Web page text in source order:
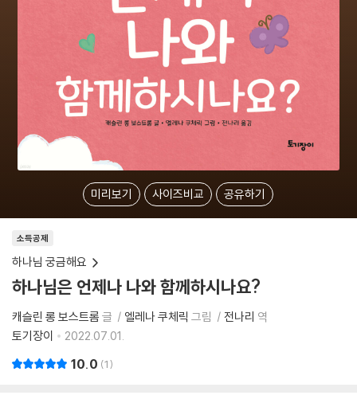
미리보기 사이즈비교 공유하기
소득공제
하나님 궁금해요
하나님은 언제나 나와 함께하시나요?
캐슬린 롱 보스트롬 글 엘레나 쿠체릭 그림 전나리 역
토기장이
2022.07.01.
10.0 1